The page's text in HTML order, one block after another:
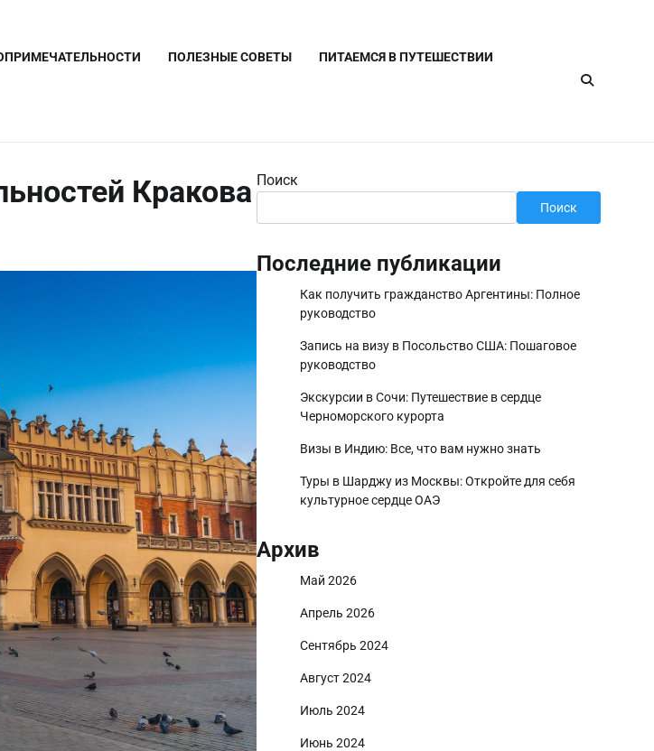
ПОЛЕЗНЫЕ СОВЕТЫ ПИТАЕМСЯ В ПУТЕШЕСТВИИ
Кракова Поиск
Поиск
Последние публикации
Как получить гражданство Аргентины: Полное
руководство
Запись на визу в Посольство США: Пошаговое
руководство
Экскурсии в Сочи: Путешествие в сердце
Черноморского курорта
Визы в Индию: Все, что вам нужно знать
Туры в Шарджу из Москвы: Откройте для себя
культурное сердце ОАЭ
Архив
Май 2026
Апрель 2026
Сентябрь 2024
Август 2024
Июль 2024
Июнь 2024